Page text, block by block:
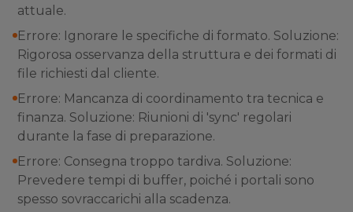
attuale.
Errore: Ignorare le specifiche di formato. Soluzione:
Rigorosa osservanza della struttura e dei formati di
file richiesti dal cliente.
Errore: Mancanza di coordinamento tra tecnica e
finanza. Soluzione: Riunioni di 'sync' regolari
durante la fase di preparazione.
Errore: Consegna troppo tardiva. Soluzione:
Prevedere tempi di buffer, poiché i portali sono
spesso sovraccarichi alla scadenza.